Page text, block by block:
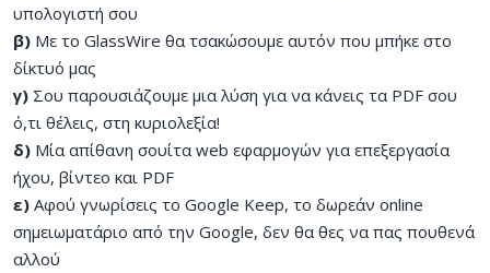
υπολογιστή σου
β) Με το GlassWire θα τσακώσουμε αυτόν που μπήκε στο
δίκτυό μας
γ) Σου παρουσιάζουμε μια λύση για να κάνεις τα PDF σου
ό,τι θέλεις, στη κυριολεξία!
δ) Μία απίθανη σουίτα web εφαρμογών για επεξεργασία
ήχου, βίντεο και PDF
ε) Αφού γνωρίσεις το Google Keep, το δωρεάν online
σημειωματάριο από την Google, δεν θα θες να πας πουθενά
αλλού